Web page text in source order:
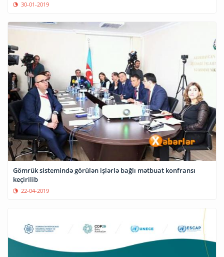
30-01-2019
Gömrük sistemində görülən işlərlə bağlı mətbuat konfransı
keçirilib
22-04-2019